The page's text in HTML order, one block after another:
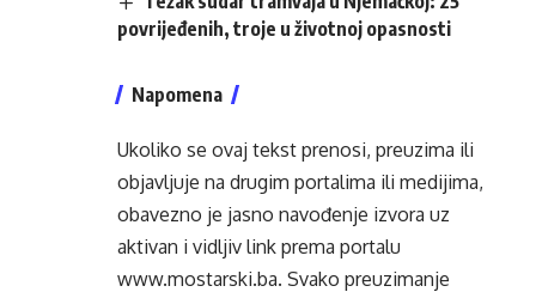
povrijeđenih, troje u životnoj opasnosti
Napomena
Ukoliko se ovaj tekst prenosi, preuzima ili
objavljuje na drugim portalima ili medijima,
obavezno je jasno navođenje izvora uz
aktivan i vidljiv link prema portalu
www.mostarski.ba. Svako preuzimanje